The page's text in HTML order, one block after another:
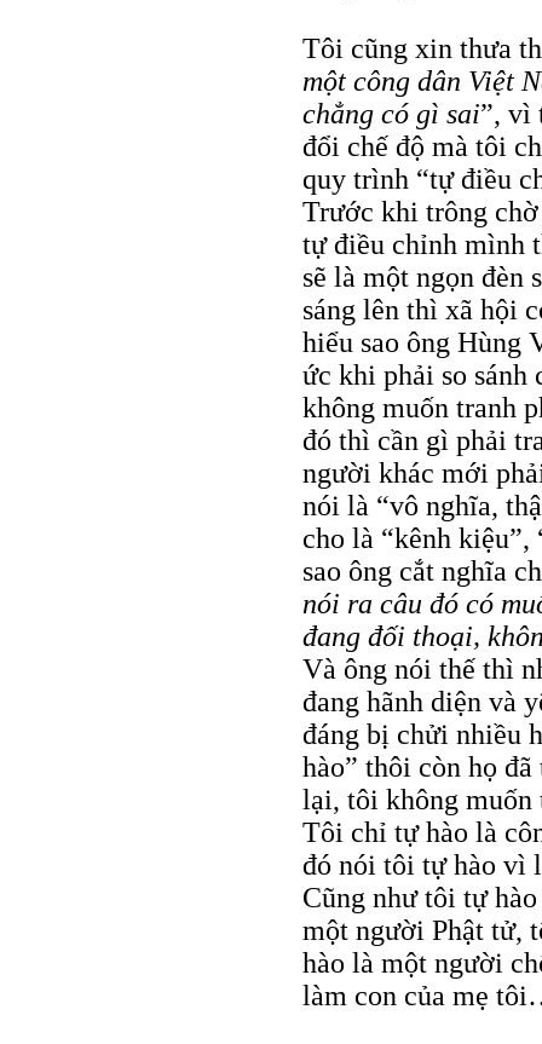
Tôi cũng xin thưa
một công dân Việt
chẳng có gì sai”, vì
đổi chế độ mà tôi
quy trình “tự điều
Trước khi trông
tự điều chỉnh mình
sẽ là một ngọn đèn
sáng lên thì xã hội
hiểu sao ông Hùng
ức khi phải so
không muốn tranh
đó thì cần gì phải
người khác mới
nói là “vô nghĩa,
cho là “kênh
sao ông cắt nghĩa
nói ra câu đó có
đang đối thoại,
Và ông nói thế thì
đang hãnh diện và
đáng bị chửi nhiều
hào” thôi còn họ
lại, tôi không muốn
Tôi chỉ tự hào là
đó nói tôi tự hào vì
Cũng như tôi tự
một người Phật tử,
hào là một người
làm con của mẹ